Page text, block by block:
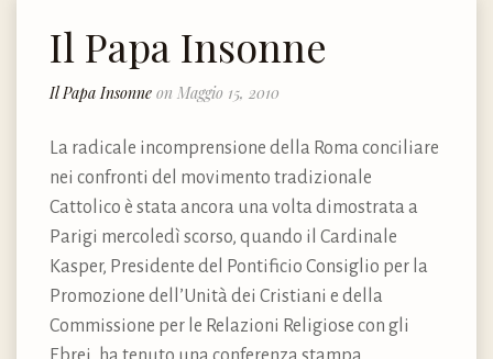
Il Papa Insonne
Il Papa Insonne on Maggio 15, 2010
La radicale incomprensione della Roma conciliare
nei confronti del movimento tradizionale
Cattolico è stata ancora una volta dimostrata a
Parigi mercoledì scorso, quando il Cardinale
Kasper, Presidente del Pontificio Consiglio per la
Promozione dell’Unità dei Cristiani e della
Commissione per le Relazioni Religiose con gli